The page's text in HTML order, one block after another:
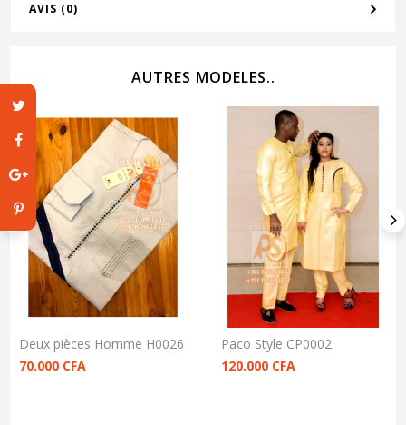
AVIS (0)
AUTRES MODELES..
Deux pièces Homme H0026
70.000 CFA
Paco Style CP0002
120.000 CFA